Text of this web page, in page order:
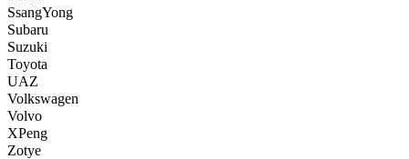
SsangYong
Subaru
Suzuki
Toyota
UAZ
Volkswagen
Volvo
XPeng
Zotye